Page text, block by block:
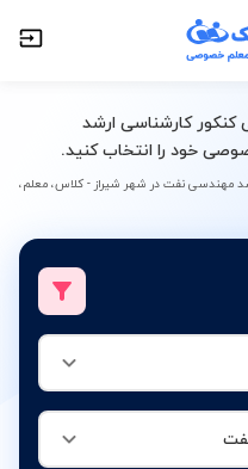
کارشناسی ارشد
خود را انتخاب کنید.
مهندسی نفت در شهر شیراز - کلاس، معلم،